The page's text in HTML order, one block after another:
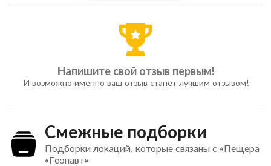
Напишите свой отзыв первым!
И возможно именно ваш отзыв станет лучшим отзывом!
Смежные подборки
Подборки локаций, которые связаны с «Пещера
«Геонавт»